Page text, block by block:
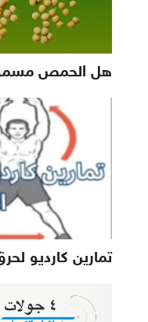
هل الحمص
تمارين كارديو